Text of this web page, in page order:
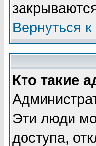
Вернуться
Кто такие
Эти люди
доступа,